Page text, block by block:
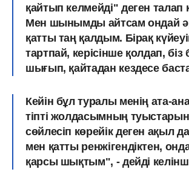
қайтып келмейді" деген талап
Мен шынымды айтсам ондай
қатты таң қалдым. Бірақ
тартпай, керісінше қолдап, біз
шығып, қайтадан кездесе
Кейін бұл туралы менің ата-
тіпті жолдасымның
сөйлесіп көрейік деген ақыл
мен қатты ренжігендіктен,
қарсы шықтым", - дейді